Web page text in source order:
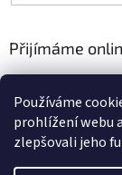
Používáme
prohlížení webu
zlepšovali jeho
Přijímáme